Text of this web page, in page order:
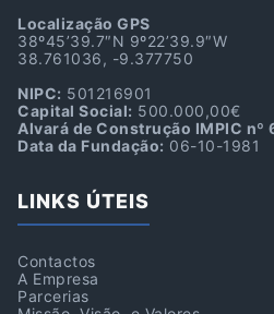
Localização GPS
38º45’39.7″N 9º22’39.9″W
38.761036, -9.377750
NIPC: 501216901
Capital Social: 500.000,00€
Alvará de Construção IMPIC nº
Data da Fundação: 06-10-1981
LINKS ÚTEIS
Contactos
A Empresa
Parcerias